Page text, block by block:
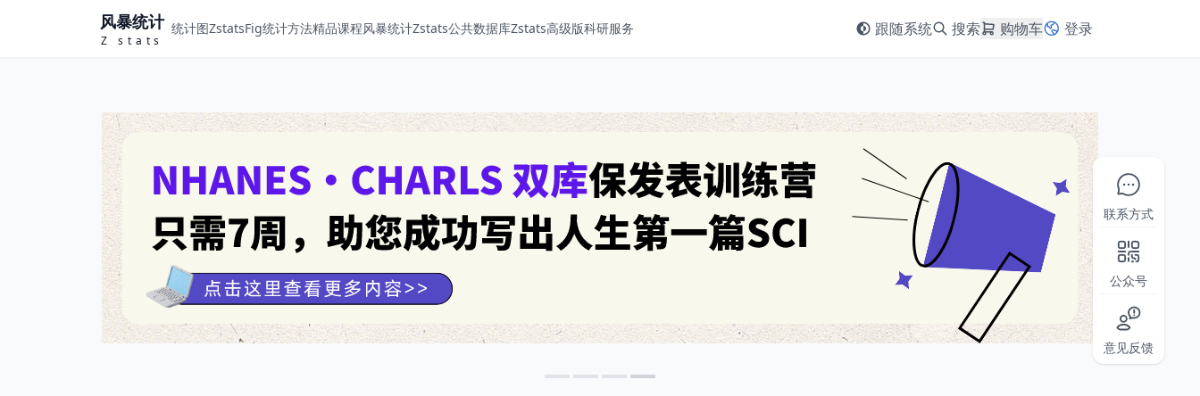
风暴统计
Z stats
统计图ZstatsFig统计方法精品课程风暴统计Zstats公共数据库Zstats高级版科研服务 跟随系统 搜索 购物车 登录
联系方式
公众号
意见反馈